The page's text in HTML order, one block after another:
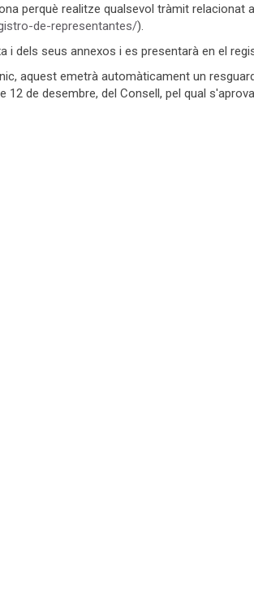
perquè realitze qualsevol tràmit
de-representantes/).
dels seus annexos i es presentarà en el
aquest emetrà automàticament un
de desembre, del Consell, pel qual